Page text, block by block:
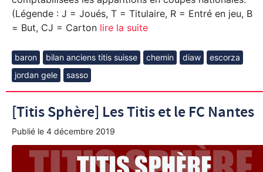
(Légende : J = Joués, T = Titulaire, R = Entré en jeu, B
= But, CJ = Carton lire la suite
baron bilan anciens titis suisse chemin diaw
escorza
jordan gele
sasso
[Titis Sphère] Les Titis et le FC Nantes
Publié le 4 décembre 2019